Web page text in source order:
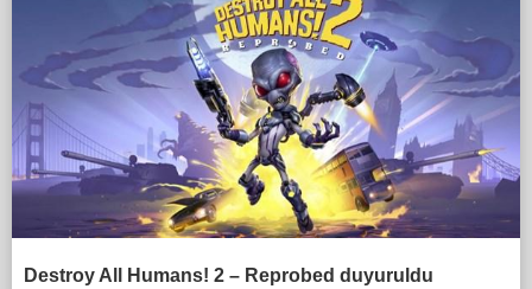
Destroy All Humans! 2 – Reprobed duyuruldu